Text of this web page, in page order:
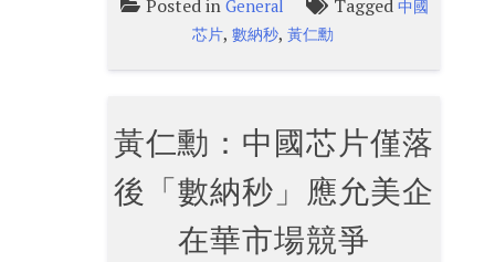
Posted in General Tagged 中國
芯片,數納秒,黃仁勳
黃仁勳：中國芯片僅落
後「數納秒」應允美企
在華市場競爭